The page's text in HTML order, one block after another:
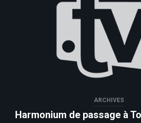
ARCHIVES
Harmonium de passage à